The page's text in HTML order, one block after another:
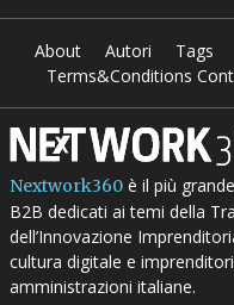
About Autori Tags
Terms&Conditions
Nextwork360è il più
B2B dedicati ai temi della
dell’Innovazione
cultura digitale e
amministrazioni italiane.